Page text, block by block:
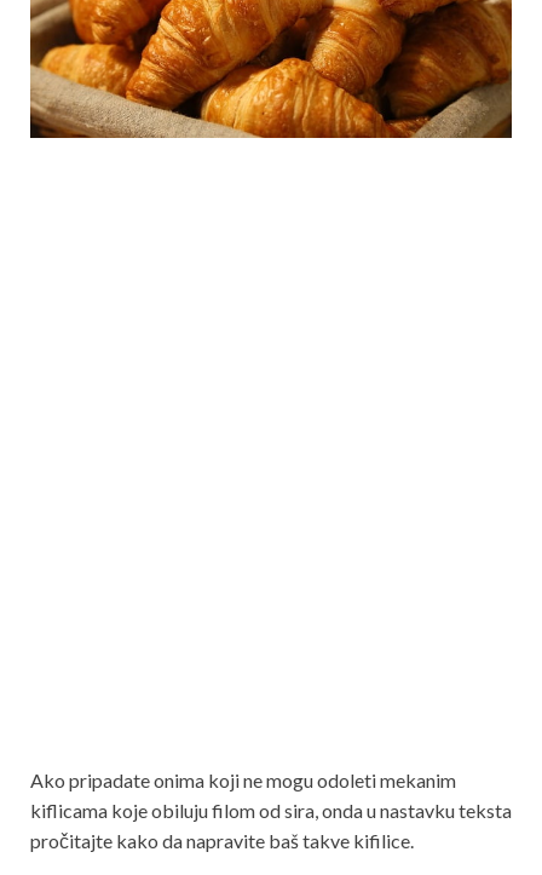
Ako pripadate onima koji ne mogu odoleti mekanim
kiflicama koje obiluju filom od sira, onda u nastavku teksta
pročitajte kako da napravite baš takve kifilice.